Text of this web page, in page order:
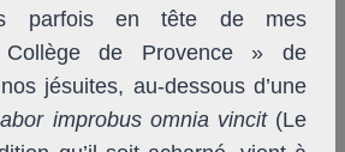
parfois en tête de mes
de Provence » de
jésuites, au-dessous d’une
improbus omnia vincit (Le